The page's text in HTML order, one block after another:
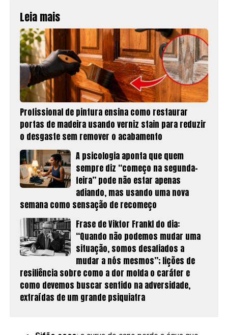
Leia mais
Profissional de pintura ensina como restaurar
portas de madeira usando verniz stain para reduzir
o desgaste sem remover o acabamento
A psicologia aponta que quem
sempre diz “começo na segunda-
feira” pode não estar apenas
adiando, mas usando uma nova
semana como sensação de recomeço
Frase de Viktor Frankl do dia:
“Quando não podemos mudar uma
situação, somos desafiados a
mudar a nós mesmos”; lições de
resiliência sobre como a dor molda o caráter e
como devemos buscar sentido na adversidade,
extraídas de um grande psiquiatra